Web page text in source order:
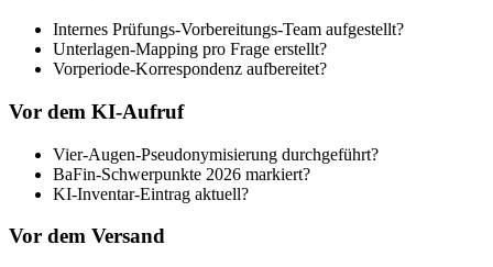
Internes Prüfungs-Vorbereitungs-Team aufgestellt?
Unterlagen-Mapping pro Frage erstellt?
Vorperiode-Korrespondenz aufbereitet?
Vor dem KI-Aufruf
Vier-Augen-Pseudonymisierung durchgeführt?
BaFin-Schwerpunkte 2026 markiert?
KI-Inventar-Eintrag aktuell?
Vor dem Versand